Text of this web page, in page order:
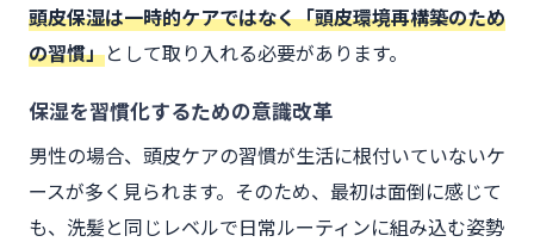
頭皮保湿は一時的ケアではなく「頭皮環境再構築のため
の習慣」として取り入れる必要があります。
保湿を習慣化するための意識改革
男性の場合、頭皮ケアの習慣が生活に根付いていないケ
ースが多く見られます。そのため、最初は面倒に感じて
も、洗髪と同じレベルで日常ルーティンに組み込む姿勢